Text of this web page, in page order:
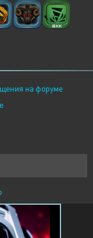
на форуме